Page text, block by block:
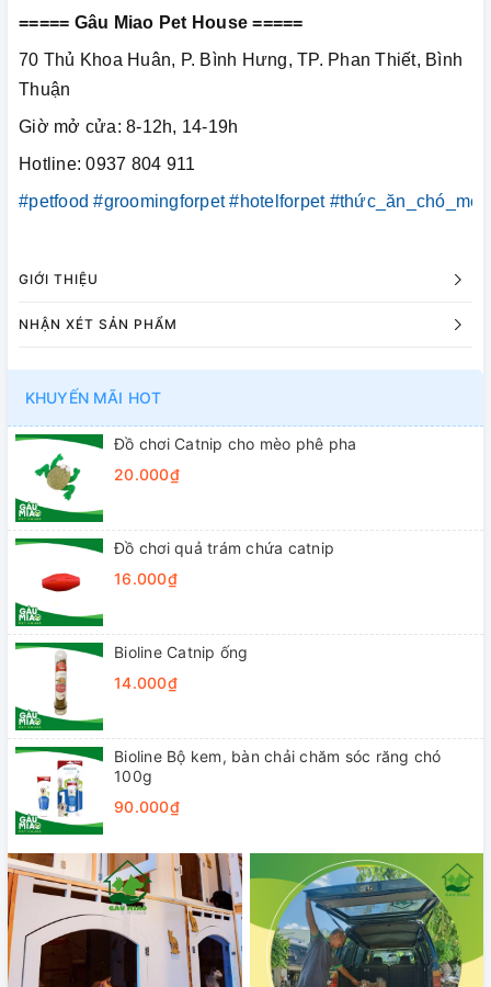
===== Gâu Miao Pet House =====
70 Thủ Khoa Huân, P. Bình Hưng, TP. Phan Thiết, Bình
Thuận
Giờ mở cửa: 8-12h, 14-19h
Hotline: 0937 804 911
#petfood #groomingforpet #hotelforpet #thức_ăn_chó_mèo
GIỚI THIỆU
NHẬN XÉT SẢN PHẨM
KHUYẾN MÃI HOT
Đồ chơi Catnip cho mèo phê pha
20.000₫
Đồ chơi quả trám chứa catnip
16.000₫
Bioline Catnip ống
14.000₫
Bioline Bộ kem, bàn chải chăm sóc răng chó
100g
90.000₫